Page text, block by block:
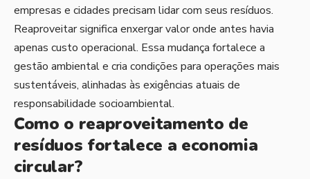
empresas e cidades precisam lidar com seus resíduos.
Reaproveitar significa enxergar valor onde antes havia
apenas custo operacional. Essa mudança fortalece a
gestão ambiental e cria condições para operações mais
sustentáveis, alinhadas às exigências atuais de
responsabilidade socioambiental.
Como o reaproveitamento de
resíduos fortalece a economia
circular?